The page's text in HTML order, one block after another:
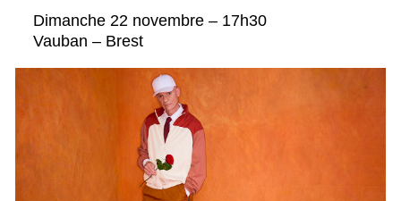
Dimanche 22 novembre – 17h30
Vauban – Brest